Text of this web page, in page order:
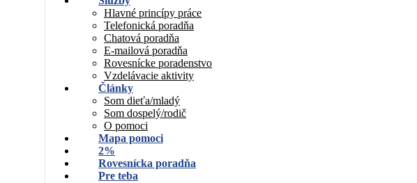
Hlavné princípy práce
Telefonická poradňa
Chatová poradňa
E-mailová poradňa
Rovesnícke poradenstvo
Vzdelávacie aktivity
Články
Som dieťa/mladý
Som dospelý/rodič
O pomoci
Mapa pomoci
2%
Rovesnícka poradňa
Pre teba